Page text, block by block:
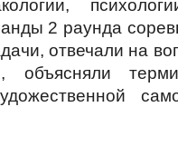
2 раунда
отвечали на
объясняли